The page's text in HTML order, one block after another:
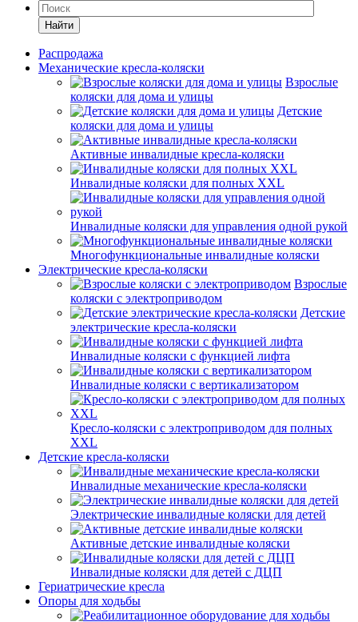
Найти
Распродажа
Механические кресла-коляски
Взрослые
коляски для дома и улицы
Детские
коляски для дома и улицы
Активные инвалидные кресла-коляски
Инвалидные коляски для полных XXL
Инвалидные коляски для управления одной рукой
Многофункциональные инвалидные коляски
Электрические кресла-коляски
Взрослые
коляски с электроприводом
Детские
электрические кресла-коляски
Инвалидные коляски с функцией лифта
Инвалидные коляски с вертикализатором
Кресло-коляски с электроприводом для полных
XXL
Детские кресла-коляски
Инвалидные механические кресла-коляски
Электрические инвалидные коляски для детей
Активные детские инвалидные коляски
Инвалидные коляски для детей с ДЦП
Гериатрические кресла
Опоры для ходьбы